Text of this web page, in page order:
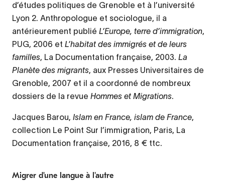
d’études politiques de Grenoble et à l’université
Lyon 2. Anthropologue et sociologue, il a
antérieurement publié L’Europe, terre d’immigration,
PUG, 2006 et L’habitat des immigrés et de leurs
familles, La Documentation française, 2003. La
Planète des migrants, aux Presses Universitaires de
Grenoble, 2007 et il a coordonné de nombreux
dossiers de la revue Hommes et Migrations.
Jacques Barou, Islam en France, islam de France,
collection Le Point Sur l’immigration, Paris, La
Documentation française, 2016, 8 € ttc.
Migrer d'une langue à l'autre